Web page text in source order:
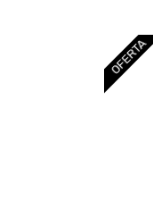
OFERTA